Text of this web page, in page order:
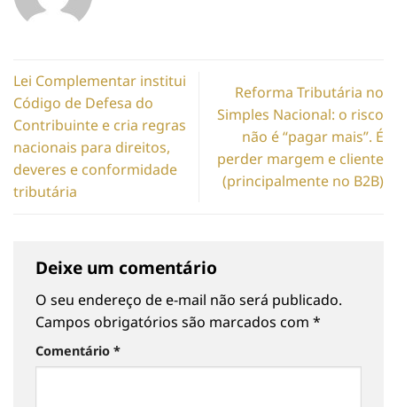
Lei Complementar institui
Código de Defesa do
Contribuinte e cria regras
nacionais para direitos,
deveres e conformidade
tributária
Reforma Tributária no
Simples Nacional: o risco
não é “pagar mais”. É
perder margem e cliente
(principalmente no B2B)
Deixe um comentário
O seu endereço de e-mail não será publicado.
Campos obrigatórios são marcados com *
Comentário *